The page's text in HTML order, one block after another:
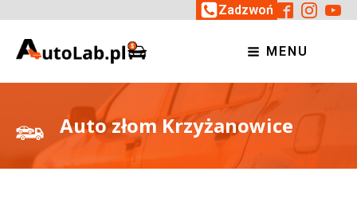
Zadzwoń
MENU
Auto złom Krzyżanowice